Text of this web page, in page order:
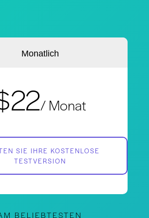
Monatlich
/ Monat
SIE IHRE KOSTENLOSE
TESTVERSION
BELIEBTESTEN